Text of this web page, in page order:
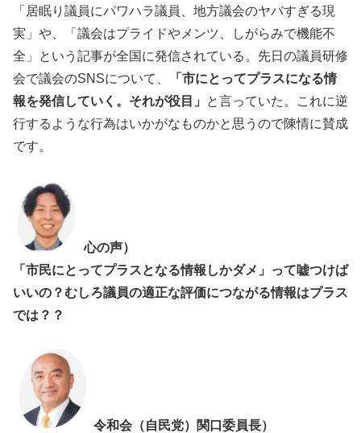
「居眠り議員にパワハラ議員、地方議会のヤバすぎる現
実」や、「議会はプライドやメンツ、しがらみで機能不
全」という記事が全国に発信されている。先日の議員研修
会で議会のSNSについて、
「市にとってプラスになる情
報を発信していく。それが役目」
と言っていた。これに逆
行するような行為はいかがなものかと思うので陳情に賛成
です。
心の声）
「市民にとってプラスとなる情報しかダメ」って嘘つけば
いいの？むしろ議員の適正な評価につながる情報はプラス
では？？
令和会（自民党）関口委員長）